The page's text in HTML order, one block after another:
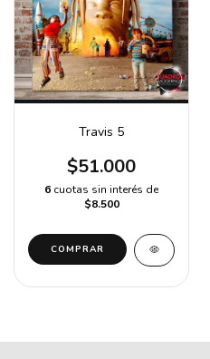
Travis 5
$51.000
6 cuotas sin interés de
$8.500